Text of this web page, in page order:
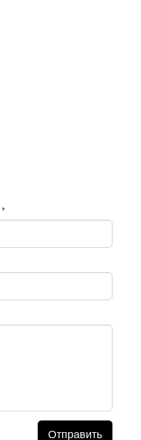
*
Отправить